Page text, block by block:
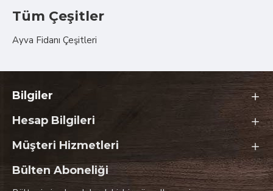
Tüm Çeşitler
Ayva Fidanı Çeşitleri
Bilgiler
Hesap Bilgileri
Müşteri Hizmetleri
Bülten Aboneliği